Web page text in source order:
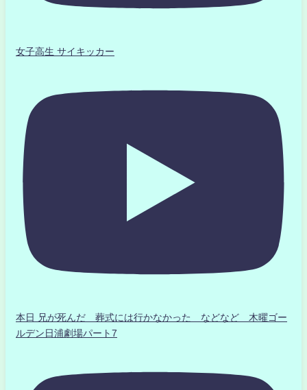
女子高生 サイキッカー
本日 兄が死んだ 葬式には行かなかった などなど 木曜ゴー
ルデン日浦劇場パート7